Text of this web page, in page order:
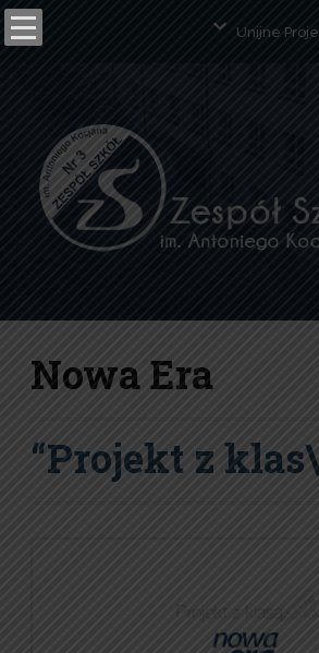
Unijne
Nowa Era
“Projekt z